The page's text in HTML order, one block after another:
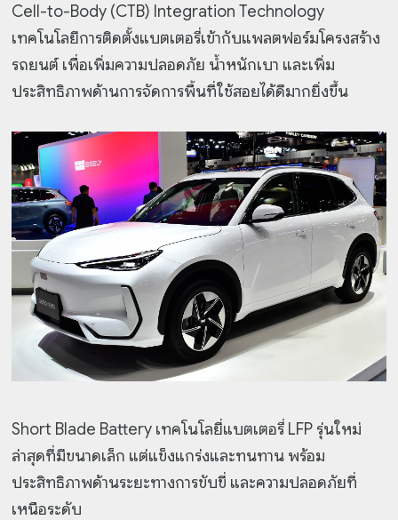
Cell-to-Body (CTB) Integration Technology
เทคโนโลยีการติดตั้งแบตเตอรี่เข้ากับแพลตฟอร์มโครงสร้าง
รถยนต์ เพื่อเพิ่มความปลอดภัย น้ำหนักเบา และเพิ่ม
ประสิทธิภาพด้านการจัดการพื้นที่ใช้สอยได้ดีมากยิ่งขึ้น
Short Blade Battery เทคโนโลยี่แบตเตอรี่ LFP รุ่นใหม่
ล่าสุดที่มีขนาดเล็ก แต่แข็งแกร่งและทนทาน พร้อม
ประสิทธิภาพด้านระยะทางการขับขี่ และความปลอดภัยที่
เหนือระดับ